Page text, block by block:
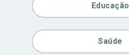
Educação
Saúde